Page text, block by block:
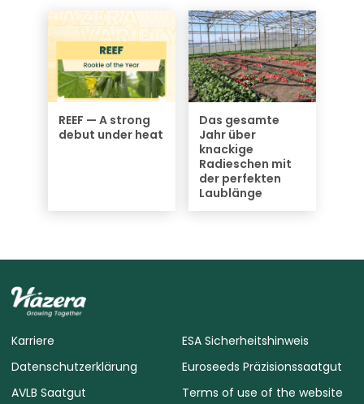
REEF — A strong
debut under heat
Das gesamte
Jahr über
knackige
Radieschen mit
der perfekten
Laublänge
Karriere
Datenschutzerklärung
AVLB Saatgut
ESA Sicherheitshinweis
Euroseeds Präzisionssaatgut
Terms of use of the website